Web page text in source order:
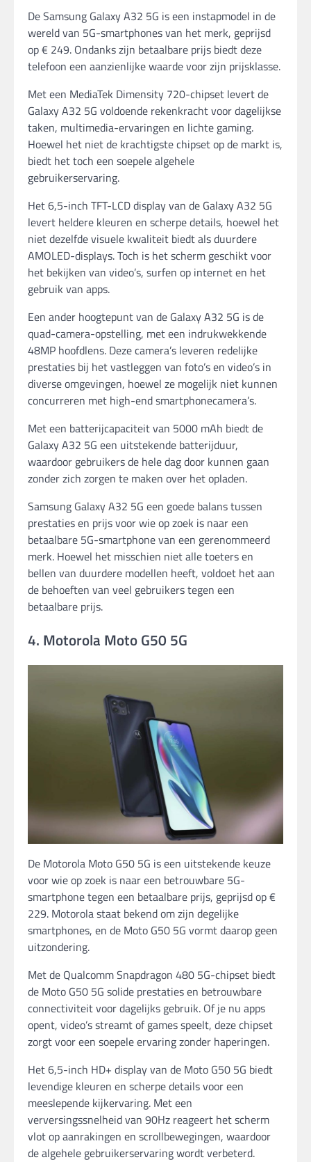
De Samsung Galaxy A32 5G is een instapmodel in de
wereld van 5G-smartphones van het merk, geprijsd
op € 249. Ondanks zijn betaalbare prijs biedt deze
telefoon een aanzienlijke waarde voor zijn prijsklasse.
Met een MediaTek Dimensity 720-chipset levert de
Galaxy A32 5G voldoende rekenkracht voor dagelijkse
taken, multimedia-ervaringen en lichte gaming.
Hoewel het niet de krachtigste chipset op de markt is,
biedt het toch een soepele algehele
gebruikerservaring.
Het 6,5-inch TFT-LCD display van de Galaxy A32 5G
levert heldere kleuren en scherpe details, hoewel het
niet dezelfde visuele kwaliteit biedt als duurdere
AMOLED-displays. Toch is het scherm geschikt voor
het bekijken van video’s, surfen op internet en het
gebruik van apps.
Een ander hoogtepunt van de Galaxy A32 5G is de
quad-camera-opstelling, met een indrukwekkende
48MP hoofdlens. Deze camera’s leveren redelijke
prestaties bij het vastleggen van foto’s en video’s in
diverse omgevingen, hoewel ze mogelijk niet kunnen
concurreren met high-end smartphonecamera’s.
Met een batterijcapaciteit van 5000 mAh biedt de
Galaxy A32 5G een uitstekende batterijduur,
waardoor gebruikers de hele dag door kunnen gaan
zonder zich zorgen te maken over het opladen.
Samsung Galaxy A32 5G een goede balans tussen
prestaties en prijs voor wie op zoek is naar een
betaalbare 5G-smartphone van een gerenommeerd
merk. Hoewel het misschien niet alle toeters en
bellen van duurdere modellen heeft, voldoet het aan
de behoeften van veel gebruikers tegen een
betaalbare prijs.
4. Motorola Moto G50 5G
De Motorola Moto G50 5G is een uitstekende keuze
voor wie op zoek is naar een betrouwbare 5G-
smartphone tegen een betaalbare prijs, geprijsd op €
229. Motorola staat bekend om zijn degelijke
smartphones, en de Moto G50 5G vormt daarop geen
uitzondering.
Met de Qualcomm Snapdragon 480 5G-chipset biedt
de Moto G50 5G solide prestaties en betrouwbare
connectiviteit voor dagelijks gebruik. Of je nu apps
opent, video’s streamt of games speelt, deze chipset
zorgt voor een soepele ervaring zonder haperingen.
Het 6,5-inch HD+ display van de Moto G50 5G biedt
levendige kleuren en scherpe details voor een
meeslepende kijkervaring. Met een
verversingssnelheid van 90Hz reageert het scherm
vlot op aanrakingen en scrollbewegingen, waardoor
de algehele gebruikerservaring wordt verbeterd.